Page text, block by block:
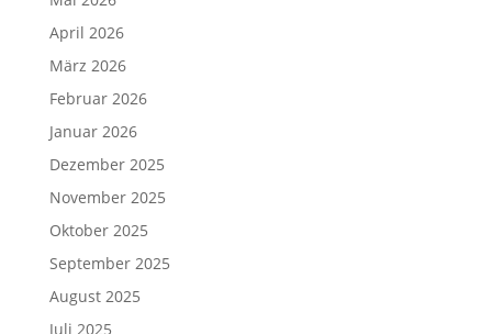
April 2026
März 2026
Februar 2026
Januar 2026
Dezember 2025
November 2025
Oktober 2025
September 2025
August 2025
Juli 2025